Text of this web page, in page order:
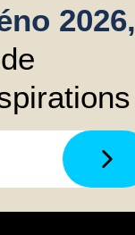
2026,